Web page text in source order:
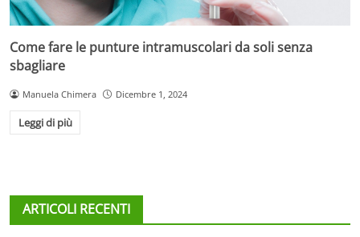
Come fare le punture intramuscolari da soli senza
sbagliare
Manuela Chimera Dicembre 1, 2024
Leggi di più
ARTICOLI RECENTI